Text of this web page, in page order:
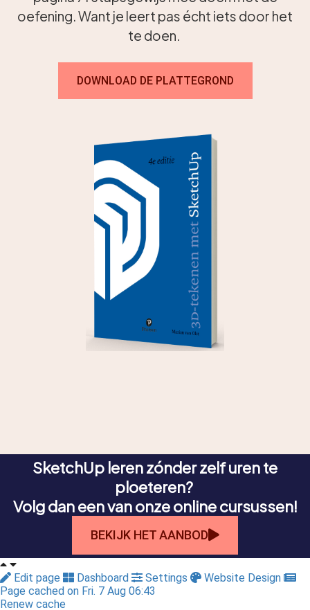
oefening. Want je leert pas écht iets door het
te doen.
DOWNLOAD DE PLATTEGROND
SketchUp leren zónder zelf uren te
ploeteren?
Volg dan een van onze online cursussen!
BEKIJK HET AANBOD
Edit page Dashboard Settings
Website Design
Page cached on Fri. 7 Aug 06:43
Renew cache